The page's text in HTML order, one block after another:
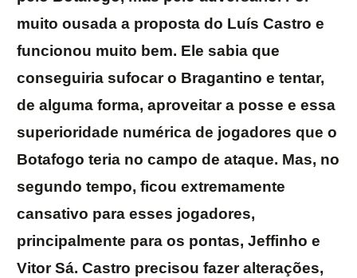
muito ousada a proposta do Luís Castro e
funcionou muito bem. Ele sabia que
conseguiria sufocar o Bragantino e tentar,
de alguma forma, aproveitar a posse e essa
superioridade numérica de jogadores que o
Botafogo teria no campo de ataque. Mas, no
segundo tempo, ficou extremamente
cansativo para esses jogadores,
principalmente para os pontas, Jeffinho e
Vitor Sá. Castro precisou fazer alterações,